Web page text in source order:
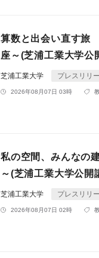
算数と出会い直す旅
座～(芝浦工業大学公
芝浦工業大学 プレスリリ
2026年08月07日 03時
私の空間、みんなの
～(芝浦工業大学公開
芝浦工業大学 プレスリリ
2026年08月07日 02時